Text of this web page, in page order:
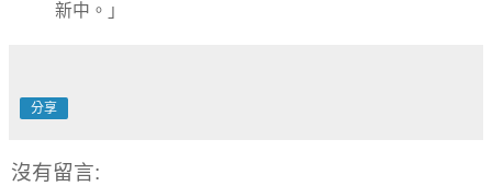
新中。」
分享
沒有留言: